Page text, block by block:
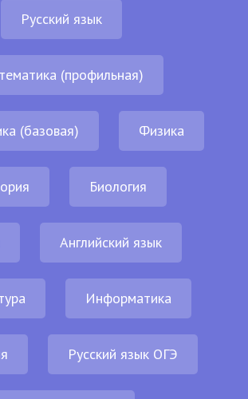
Русский язык
(профильная)
(базовая) Физика
Биология
Английский язык
Информатика
Русский язык ОГЭ